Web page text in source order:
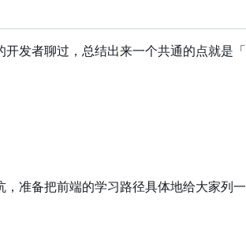
发者聊过，总结出来一个共通的点就是「
准备把前端的学习路径具体地给大家列